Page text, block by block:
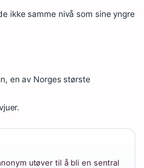
ikke samme nivå som sine yngre
en av Norges største
utøver til å bli en sentral